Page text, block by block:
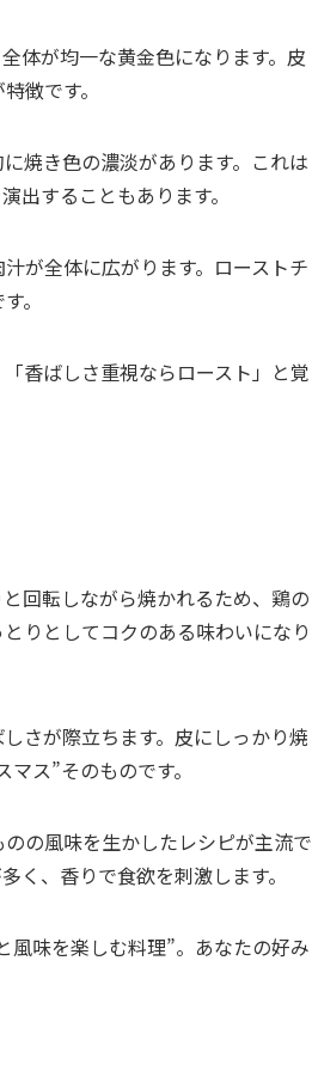
体が均一な黄金色になります。皮
徴です。
焼き色の濃淡があります。これは
出することもあります。
が全体に広がります。ローストチ
。
香ばしさ重視ならロースト」と覚
回転しながら焼かれるため、鶏の
りとしてコクのある味わいになり
さが際立ちます。皮にしっかり焼
ス”そのものです。
の風味を生かしたレシピが主流で
く、香りで食欲を刺激します。
風味を楽しむ料理”。あなたの好み